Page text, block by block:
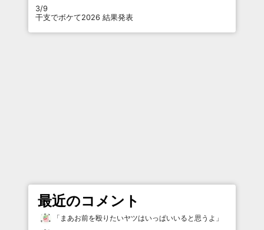
3/9
干支でボケて2026 結果発表
最近のコメント
「 まあお前を殴りたいヤツはいっぱいいると思うよ 」